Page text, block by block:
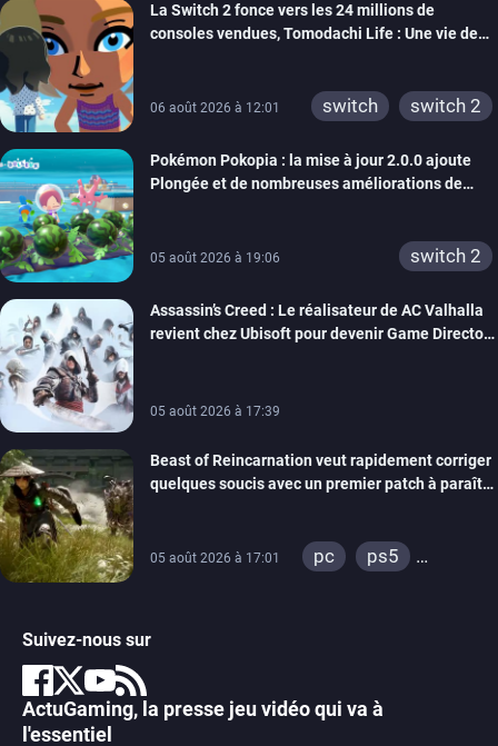
xbox one
wiiu
3ds
ps3
switch 2
La Switch 2 fonce vers les 24 millions de
consoles vendues, Tomodachi Life : Une vie de
06 août 2026 à 12:01 switch switch 2
Pokémon Pokopia : la mise à jour 2.0.0 ajoute
Plongée et de nombreuses améliorations de
05 août 2026 à 19:06 switch 2
Assassin’s Creed : Le réalisateur de AC Valhalla
revient chez Ubisoft pour devenir Game Director
05 août 2026 à 17:39
Beast of Reincarnation veut rapidement corriger
quelques soucis avec un premier patch à paraître
05 août 2026 à 17:01 pc
ps5
Suivez-nous sur
ActuGaming, la presse jeu vidéo qui va à
l'essentiel